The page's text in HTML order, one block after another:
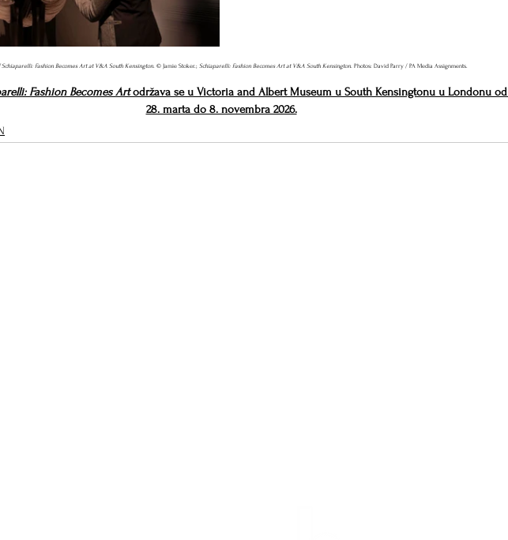
Schiaparelli: Fashion Becomes Art at V&A South Kensington. © Jamie Stoker.; Schiaparelli: Fashion Becomes Art at V&A South Kensington. Photos: David Parry / PA Media Assignments.
Fashion Becomes Art održava se u Victoria and Albert Museum u South Kensingtonu u Londonu od
28. marta do 8. novembra 2026.